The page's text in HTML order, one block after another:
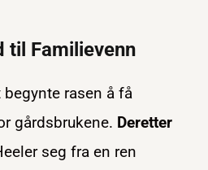
til Familievenn
rasen å få
gårdsbrukene. Deretter
seg fra en ren